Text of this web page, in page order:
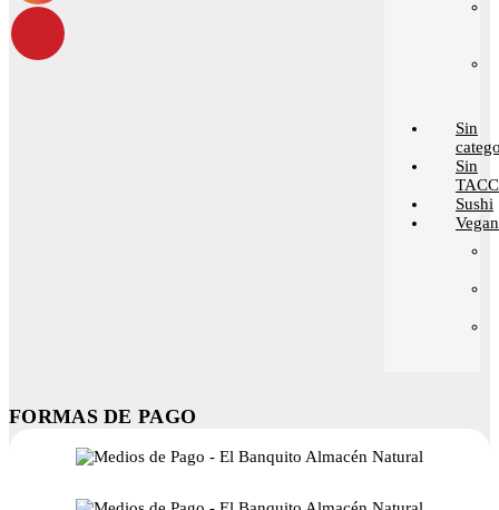
Sin
Sin
TACC
Sushi
FORMAS DE PAGO